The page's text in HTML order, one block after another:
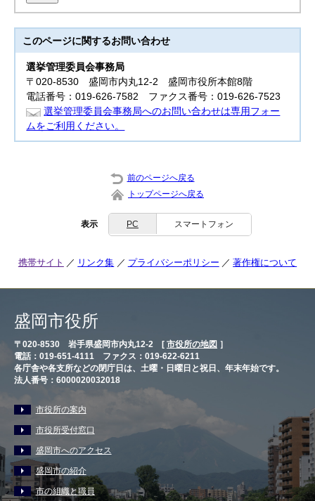
このページに関するお問い合わせ
選挙管理委員会事務局
〒020-8530 盛岡市内丸12-2 盛岡市役所本館8階
電話番号：019-626-7582 ファクス番号：019-626-7523
選挙管理委員会事務局へのお問い合わせは専用フォー
ムをご利用ください。
前のページへ戻る
トップページへ戻る
表示 PC スマートフォン
携帯サイト リンク集 プライバシーポリシー 著作権について
盛岡市役所
〒020-8530 岩手県盛岡市内丸12-2 [ 市役所の地図 ］
電話：019-651-4111 ファクス：019-622-6211
各庁舎や各支所などの閉庁日は、土曜・日曜日と祝日、年末年始です。
法人番号：6000020032018
市役所の案内
市役所受付窓口
盛岡市へのアクセス
盛岡市の紹介
市の組織と職員